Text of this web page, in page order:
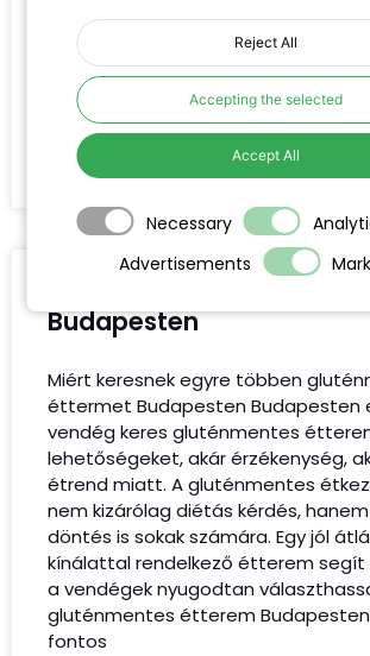
Reject All
Accepting the selected
Accept All
Necessary
Advertisements
mégis az utóbbi években vált
a hangsúly az ízek harmóniáján, az
alapanyagokon és az élményen van.
megtervezett borvacsora nem
TOVÁBB OLVASOM »
Budapesten
Miért keresnek egyre többen
éttermet Budapesten Budapesten
vendég keres gluténmentes
lehetőségeket, akár érzékenység,
étrend miatt. A gluténmentes
nem kizárólag diétás kérdés,
döntés is sokak számára. Egy jól
kínálattal rendelkező étterem segít
a vendégek nyugodtan
gluténmentes étterem Budapesten
fontos